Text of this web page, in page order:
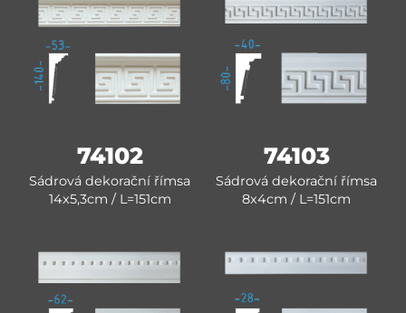
74102
Sádrová dekorační římsa
14x5,3cm / L=151cm
74103
Sádrová dekorační římsa
8x4cm / L=151cm